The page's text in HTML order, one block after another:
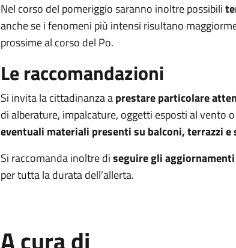
Nel corso del pomeriggio saranno inoltre possibili
anche se i fenomeni più intensi risultano
prossime al corso del Po.
Le raccomandazioni
Si invita la cittadinanza aprestare particolare
di alberature, impalcature, oggetti esposti al vento
eventuali materiali presenti su balconi, terrazzi e
Si raccomanda inoltre diseguire gli
per tutta la durata dell’allerta.